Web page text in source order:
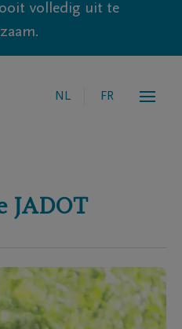
volledig uit te
NL FR
JADOT